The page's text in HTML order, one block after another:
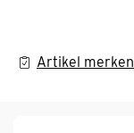
Artikel merken